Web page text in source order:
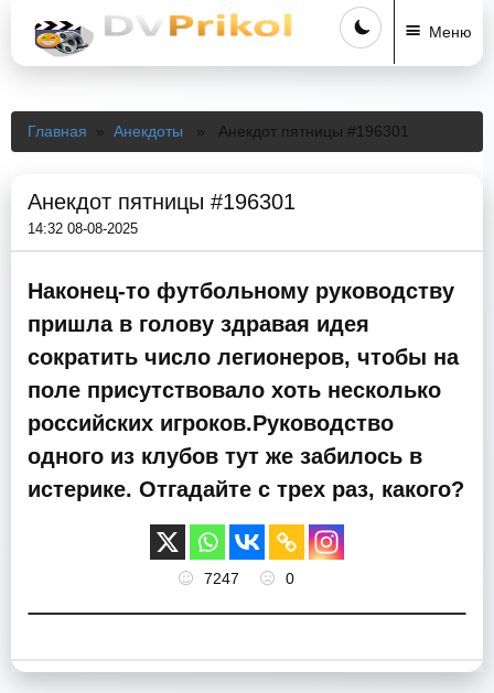
Меню
Главная » Анекдоты » Анекдот пятницы #196301
Анекдот пятницы #196301
14:32 08-08-2025
Наконец-то футбольному руководству
пришла в голову здравая идея
сократить число легионеров, чтобы на
поле присутствовало хоть несколько
российских игроков.Руководство
одного из клубов тут же забилось в
истерике. Отгадайте с трех раз, какого?
7247 0